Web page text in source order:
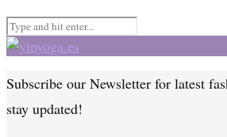
Subscribe our Newsletter for latest
stay updated!